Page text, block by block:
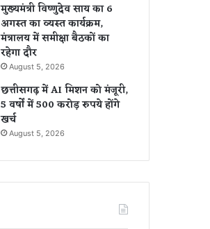
मुख्यमंत्री विष्णुदेव साय का 6
अगस्त का व्यस्त कार्यक्रम,
मंत्रालय में समीक्षा बैठकों का
रहेगा दौर
August 5, 2026
छत्तीसगढ़ में AI मिशन को मंजूरी,
5 वर्षों में 500 करोड़ रुपये होंगे
खर्च
August 5, 2026